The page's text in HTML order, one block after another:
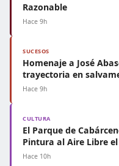
Razonable
Hace 9h
SUCESOS
Homenaje a José
trayectoria en
Hace 9h
CULTURA
El Parque de
Pintura al Aire Libre
Hace 10h